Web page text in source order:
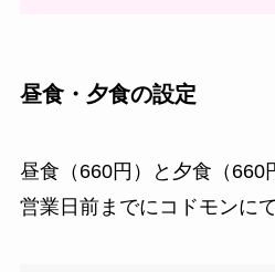
昼食・夕食の設定
昼食（660円）と夕食（660
営業日前までにコドモンに